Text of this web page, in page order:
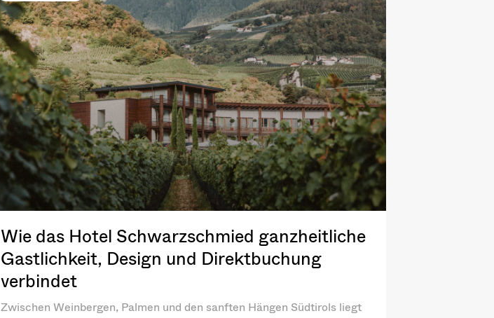
Wie das Hotel Schwarzschmied ganzheitliche
Gastlichkeit, Design und Direktbuchung
verbindet
Zwischen Weinbergen, Palmen und den sanften Hängen Südtirols liegt